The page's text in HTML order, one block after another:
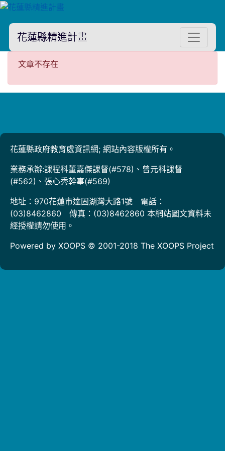
花蓮縣精進計畫
文章不存在
文章不存在
花蓮縣政府教育處資訊網; 網站內容版權所有。
業務承辦:課程科董嘉傑課督(#578)、曾元科課督
(#562)、張心秀幹事(#569)
地址：970花蓮市達固湖灣大路1號 電話：
(03)8462860 傳真：(03)8462860 本網站圖文資料未
經授權請勿使用。
Powered by XOOPS © 2001-2018 The XOOPS Project